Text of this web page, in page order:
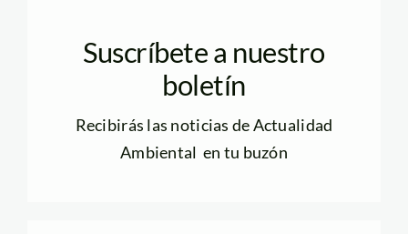
Suscríbete a nuestro
boletín
Recibirás las noticias de Actualidad
Ambiental en tu buzón